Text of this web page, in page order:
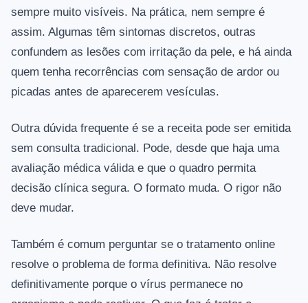
sempre muito visíveis. Na prática, nem sempre é
assim. Algumas têm sintomas discretos, outras
confundem as lesões com irritação da pele, e há ainda
quem tenha recorrências com sensação de ardor ou
picadas antes de aparecerem vesículas.
Outra dúvida frequente é se a receita pode ser emitida
sem consulta tradicional. Pode, desde que haja uma
avaliação médica válida e que o quadro permita
decisão clínica segura. O formato muda. O rigor não
deve mudar.
Também é comum perguntar se o tratamento online
resolve o problema de forma definitiva. Não resolve
definitivamente porque o vírus permanece no